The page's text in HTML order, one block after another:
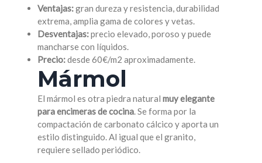
Ventajas:gran dureza y resistencia, durabilidad
extrema, amplia gama de colores y vetas.
Desventajas:precio elevado, poroso y puede
mancharse con líquidos.
Precio:desde 60€/m2 aproximadamente.
Mármol
El mármol es otra piedra natural muy elegante
para encimeras de cocina. Se forma por la
compactación de carbonato cálcico y aporta un
estilo distinguido. Al igual que el granito,
requiere sellado periódico.